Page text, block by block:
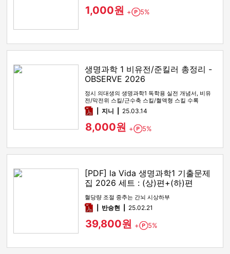
1,000원 + Point
5%
생명과학 1 비유전/준킬러 총정리 -
OBSERVE 2026
정시 의대생의 생명과학1 독학용 실전 개념서, 비유
전/막전위 스킬/근수축 스킬/혈액형 스킬 수록
pdf지니 25.03.14
8,000원 + Point
5%
[PDF] la Vida 생명과학1 기출문제
집 2026 세트 : (상)편+(하)편
혈당량 조절 중추는 간뇌 시상하부
pdf반승현 25.02.21
39,800원 + Point
5%